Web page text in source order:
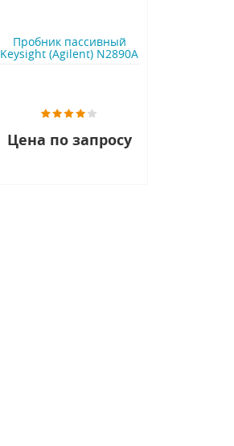
Пробник пассивный
Keysight (Agilent) N2890A
Цена по запросу